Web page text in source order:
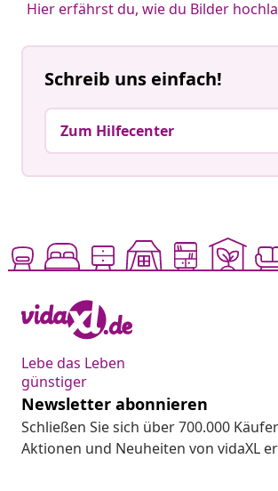
Hier erfährst du, wie du Bilder
Schreib uns einfach!
Zum Hilfecenter
Lebe das Leben
günstiger
Newsletter abonnieren
Schließen Sie sich über 700.000
Aktionen und Neuheiten von vidaXL